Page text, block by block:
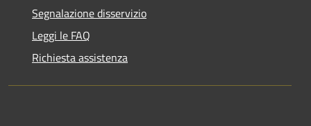
Segnalazione disservizio
Leggi le FAQ
Richiesta assistenza